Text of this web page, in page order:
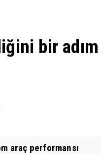
bir adım
araç performansı